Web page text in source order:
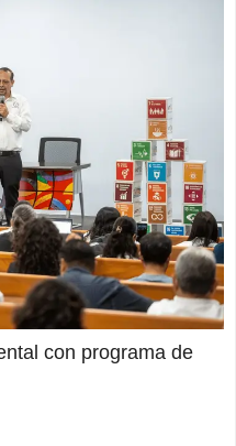
con programa de